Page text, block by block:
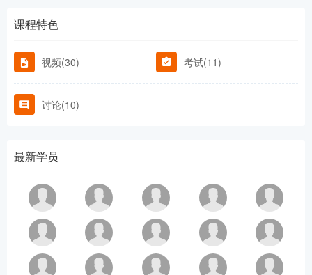
课程特色
视频(30) 考试(11)
讨论(10)
最新学员